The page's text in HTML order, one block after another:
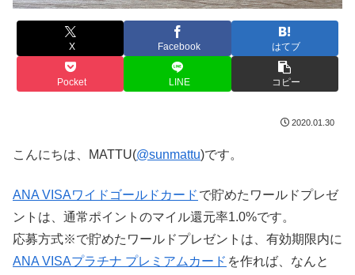
X Facebook はてブ
Pocket LINE コピー
2020.01.30
こんにちは、MATTU(@sunmattu)です。
ANA VISAワイドゴールドカード で貯めたワールドプレゼ
ントは、通常ポイントのマイル還元率1.0%です。
応募方式※で貯めたワールドプレゼントは、有効期限内に
ANA VISAプラチナ プレミアムカード を作れば、なんと